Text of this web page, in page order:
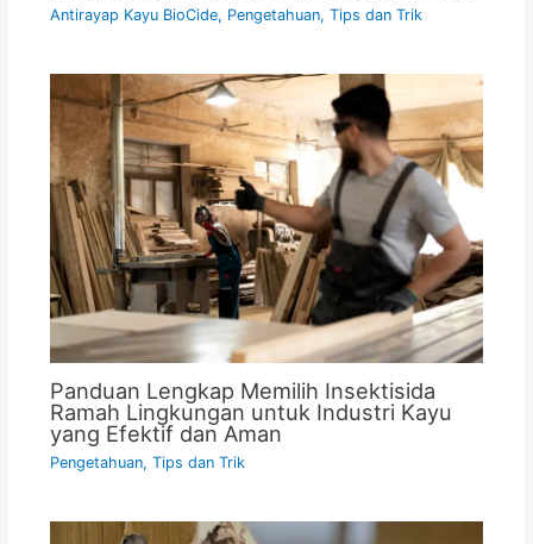
Antirayap Kayu BioCide, Pengetahuan, Tips dan Trik
Panduan Lengkap Memilih Insektisida
Ramah Lingkungan untuk Industri Kayu
yang Efektif dan Aman
Pengetahuan, Tips dan Trik